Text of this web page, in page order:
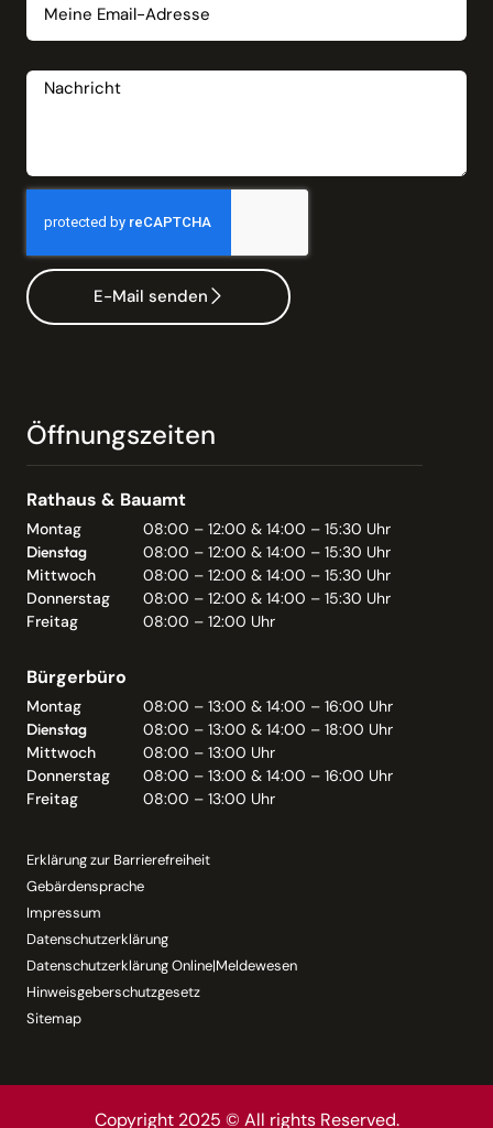
E-Mail senden
Öffnungszeiten
Rathaus & Bauamt
Montag
08:00 – 12:00 & 14:00 – 15:30 Uhr
Dienstag
08:00 – 12:00 & 14:00 – 15:30 Uhr
Mittwoch
08:00 – 12:00 & 14:00 – 15:30 Uhr
Donnerstag
08:00 – 12:00 & 14:00 – 15:30 Uhr
Freitag
08:00 – 12:00 Uhr
Bürgerbüro
Montag
08:00 – 13:00 & 14:00 – 16:00 Uhr
Dienstag
08:00 – 13:00 & 14:00 – 18:00 Uhr
Mittwoch
08:00 – 13:00 Uhr
Donnerstag
08:00 – 13:00 & 14:00 – 16:00 Uhr
Freitag
08:00 – 13:00 Uhr
Erklärung zur Barrierefreiheit
Gebärdensprache
Impressum
Datenschutzerklärung
Datenschutzerklärung Online|Meldewesen
Hinweisgeberschutzgesetz
Sitemap
Copyright 2025 © All rights Reserved.